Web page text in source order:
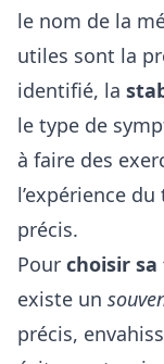
le nom de la
utiles sont la
identifié, la
le type de
à faire des
l’expérience
précis.
Pour choisir
existe un
précis,